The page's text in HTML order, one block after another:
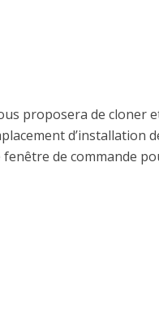
proposera de cloner
d’installation
de commande